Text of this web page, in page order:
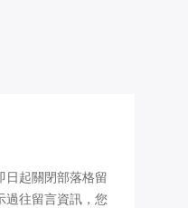
日起關閉部落格留
過往留言資訊，您